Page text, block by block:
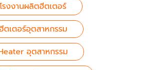
โรงงานผลิตฮีตเตอร์
ตเตอร์อุตสาหกรรม
อุตสาหกรรม